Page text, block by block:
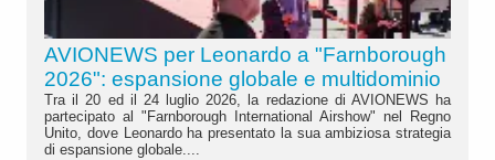
AVIONEWS per Leonardo a "Farnborough
2026": espansione globale e multidominio
Tra il 20 ed il 24 luglio 2026, la redazione di AVIONEWS ha
partecipato al "Farnborough International Airshow" nel Regno
Unito, dove Leonardo ha presentato la sua ambiziosa strategia
di espansione globale....